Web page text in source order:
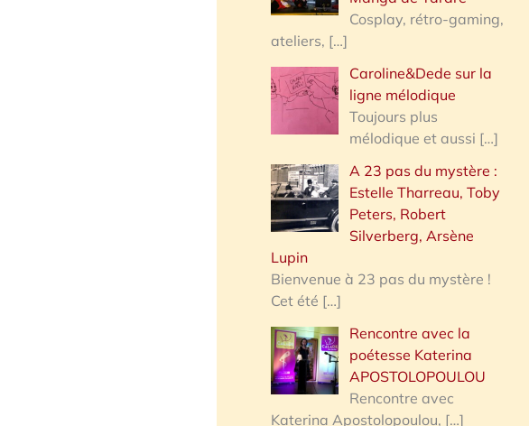
Cosplay, rétro-gaming,
ateliers, […]
Caroline&Dede sur la
ligne mélodique
Toujours plus
mélodique et aussi […]
A 23 pas du mystère :
Estelle Tharreau, Toby
Peters, Robert
Silverberg, Arsène
Lupin
Bienvenue à 23 pas du mystère !
Cet été […]
Rencontre avec la
poétesse Katerina
APOSTOLOPOULOU
Rencontre avec
Katerina Apostolopoulou, […]